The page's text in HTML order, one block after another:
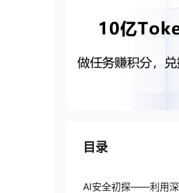
目录
AI安全初探——利用深